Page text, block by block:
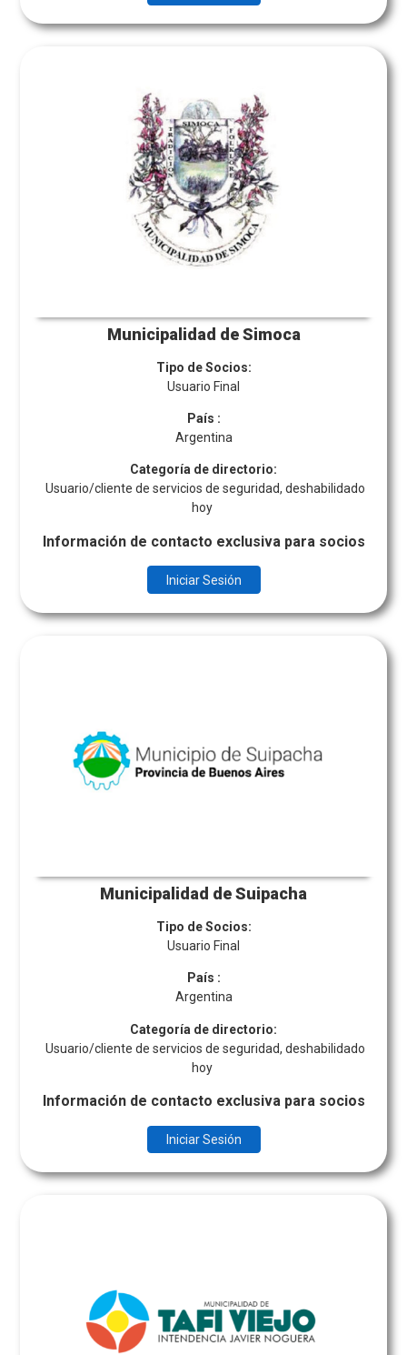
Municipalidad de Simoca
Tipo de Socios:
Usuario Final
País :
Argentina
Categoría de directorio:
Usuario/cliente de servicios de seguridad, deshabilidado
hoy
Información de contacto exclusiva para socios
Iniciar Sesión
Municipalidad de Suipacha
Tipo de Socios:
Usuario Final
País :
Argentina
Categoría de directorio:
Usuario/cliente de servicios de seguridad, deshabilidado
hoy
Información de contacto exclusiva para socios
Iniciar Sesión